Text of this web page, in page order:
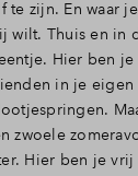
te zijn. En waar
wilt. Thuis en in
Hier ben
in je
zwoele
Hier ben je